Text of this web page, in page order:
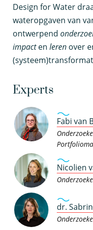
Design for Water
wateropgaven van
ontwerpend
impacten leren over
Experts
Fabi van
Nicolien
dr.